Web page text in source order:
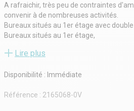
A rafraichir, très peu de contraintes
convenir à de nombreuses activités.
Bureaux situés au 1er étage avec
Bureaux situés au 1er étage,
2WC.
Situation/Transports :
Laurent Cély (175, 177, 366)
Lire plus
Disponibilité : Immédiate
Référence : 2165068-0V